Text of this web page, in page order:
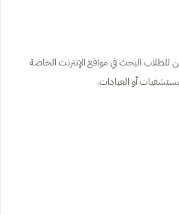
البحث في مواقع الإنترنت الخاصة
أو العيادات.